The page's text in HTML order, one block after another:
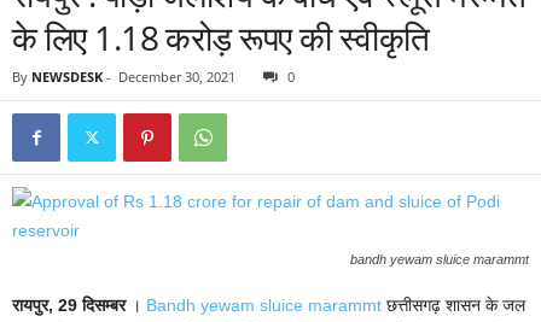
के लिए 1.18 करोड़ रूपए की स्वीकृति
By NEWSDESK - December 30, 2021 0
bandh yewam sluice marammt
रायपुर, 29 दिसम्बर। Bandh yewam sluice marammt छत्तीसगढ़ शासन के जल